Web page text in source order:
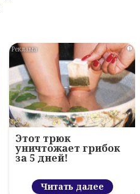
i
Этот трюк
уничтожает грибок
за 5 дней!
Читать далее